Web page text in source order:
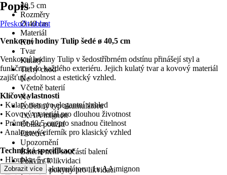
40,5 cm
Rozměry
Ø 40 cm
Materiál
Kov
Tvar
Kulatý
Tichý chod
Ne
Včetně baterií
Ne
Potřebný typ akumulátoru
1x AA mignon
Oblast použití
Exteriér
Upozornění
Baterie není součástí balení
Pokyny k likvidaci
Řiďte se pokyny pro likvidaci
Popis
Přeskočit oblast
Venkovní hodiny Tulip šedé ø 40,5 cm
Venkovní hodiny Tulip v šedostříbrném odstínu přinášejí styl a
funkčnost do každého exteriéru. Jejich kulatý tvar a kovový materiál
zajišťují odolnost a estetický vzhled.
Klíčové vlastnosti
• Kulatý tvar pro elegantní vzhled
• Kovový materiál pro dlouhou životnost
• Průměr 40,5 cm pro snadnou čitelnost
• Analogový ciferník pro klasický vzhled
Technická specifikace
• Hloubka: 5 cm
• Potřebný typ akumulátoru: 1x AA mignon
Zobrazit více